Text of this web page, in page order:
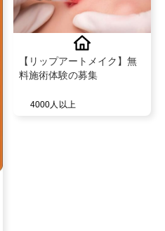
【リップアートメイク】無
料施術体験の募集
4000人以上